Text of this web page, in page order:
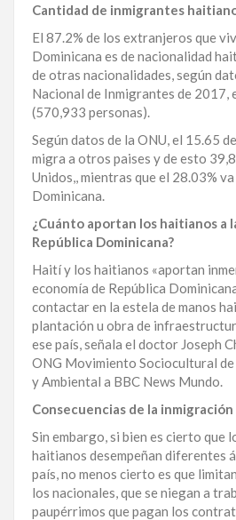
Cantidad de inmigrantes
El 87.2% de los extranjeros que
Dominicana es de nacionalidad
de otras nacionalidades, según
Nacional de Inmigrantes de 2017,
(570,933 personas).
Según datos de la ONU, el 15.65
migra a otros paises y de esto
Unidos,, mientras que el 28.03%
Dominicana.
¿Cuánto aportan los haitianos a
República Dominicana?
Haití y los haitianos «aportan
economía de República
contactar en la estela de manos
plantación u obra de
ese país, señala el doctor Joseph
ONG Movimiento Sociocultural
y Ambiental a BBC News Mundo.
Consecuencias de la
Sin embargo, si bien es cierto que
haitianos desempeñan diferentes
país, no menos cierto es que
los nacionales, que se niegan a
paupérrimos que pagan los